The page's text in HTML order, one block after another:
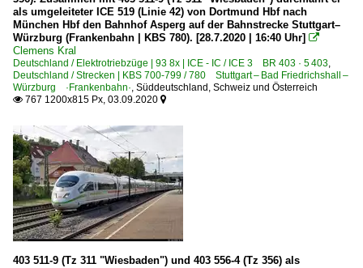
als umgeleiteter ICE 519 (Linie 42) von Dortmund Hbf nach
München Hbf den Bahnhof Asperg auf der Bahnstrecke Stuttgart–
Würzburg (Frankenbahn | KBS 780). [28.7.2020 | 16:40 Uhr] 
Clemens Kral
Deutschland / Elektrotriebzüge | 93 8x | ICE - IC / ICE 3 BR 403 · 5 403
Deutschland / Strecken | KBS 700-799 / 780 Stuttgart – Bad Friedrichshall –
Würzburg ·Frankenbahn· Süddeutschland, Schweiz und Österreich
 767 1200x815 Px, 03.09.2020 
403 511-9 (Tz 311 "Wiesbaden") und 403 556-4 (Tz 356) als